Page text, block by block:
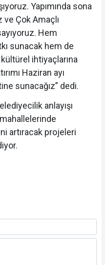
Yapımında sona
ve Çok Amaçlı
Hem
sunacak hem de
ihtiyaçlarına
Haziran ayı
sunacağız” dedi.
anlayışı
artıracak projeleri